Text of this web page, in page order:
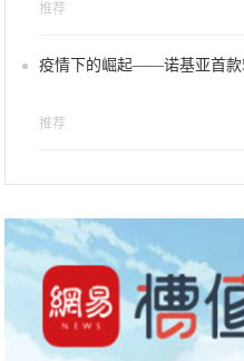
推荐
疫情下的崛起——诺基亚首款
推荐